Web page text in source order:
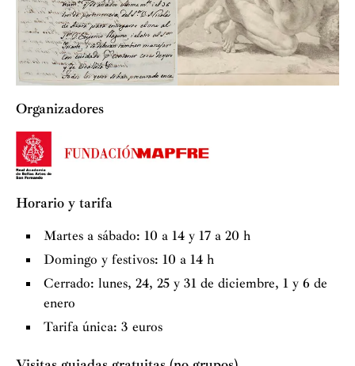
Organizadores
Horario y tarifa
Martes a sábado: 10 a 14 y 17 a 20 h
Domingo y festivos: 10 a 14 h
Cerrado: lunes, 24, 25 y 31 de diciembre, 1 y 6 de
enero
Tarifa única: 3 euros